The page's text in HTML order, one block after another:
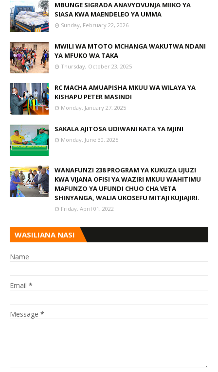
MBUNGE SIGRADA ANAVYOVUNJA MIIKO YA
SIASA KWA MAENDELEO YA UMMA
Sunday, February 22, 2026
MWILI WA MTOTO MCHANGA WAKUTWA NDANI
YA MFUKO WA TAKA
Thursday, October 23, 2025
RC MACHA AMUAPISHA MKUU WA WILAYA YA
KISHAPU PETER MASINDI
Monday, January 27, 2025
SAKALA AJITOSA UDIWANI KATA YA MJINI
Monday, June 30, 2025
WANAFUNZI 238 PROGRAM YA KUKUZA UJUZI
KWA VIJANA OFISI YA WAZIRI MKUU WAHITIMU
MAFUNZO YA UFUNDI CHUO CHA VETA
SHINYANGA, WALIA UKOSEFU MITAJI KUJIAJIRI.
Friday, April 01, 2022
WASILIANA NASI
Name
Email *
Message *